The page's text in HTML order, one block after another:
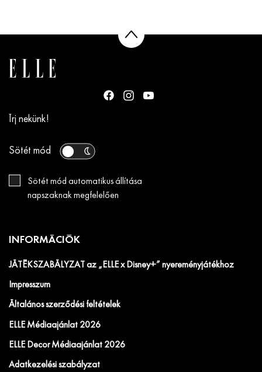
Írj nekünk!
Sötét mód
Sötét mód automatikus állítása
napszaknak megfelelően
INFORMÁCIÓK
JÁTÉKSZABÁLYZAT az „ELLE x Disney+” nyereményjátékhoz
Impresszum
Általános szerződési feltételek
ELLE Médiaajánlat 2026
ELLE Decor Médiaajánlat 2026
Adatkezelési szabályzat